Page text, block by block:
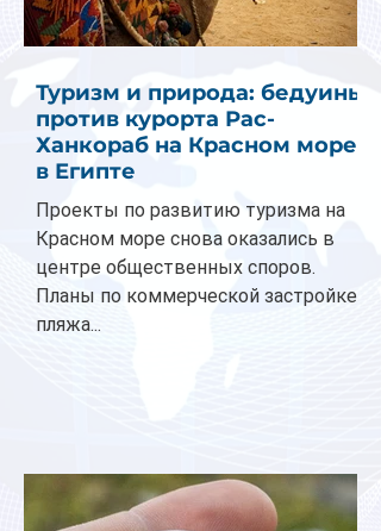
Туризм и природа: бедуины
против курорта Рас-
Ханкораб на Красном море
в Египте
Проекты по развитию туризма на
Красном море снова оказались в
центре общественных споров.
Планы по коммерческой застройке
пляжа...